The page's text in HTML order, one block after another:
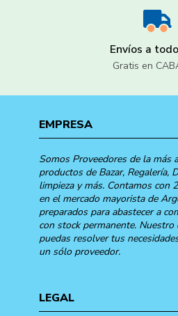
Envíos a
Gratis en
EMPRESA
Somos Proveedores de la más
productos de Bazar, Regalería,
limpieza y más. Contamos con
en el mercado mayorista de
preparados para abastecer a
con stock permanente. Nuestro
puedas resolver tus
un sólo proveedor.
LEGAL